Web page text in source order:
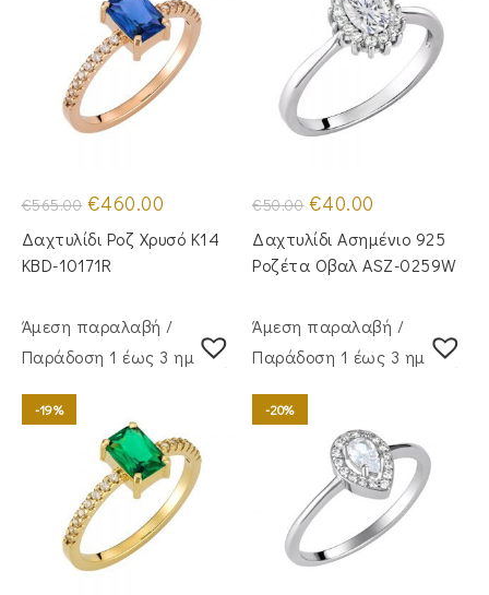
€565.00 Original
price
was:
€565.00.
€460.00
τιμή
είναι:
Δαχτυλίδι Ροζ Χρυσό Κ14
KBD-10171R
€50.00 Original
price
was:
€50.00.
€40.00
τιμή
είναι:
€40.00.
Δαχτυλίδι Ασημένιο 925
Ροζέτα Οβαλ ASZ-0259W
Άμεση παραλαβή /
Παράδoση 1 έως 3 ημέρες
-19%
Άμεση παραλαβή /
Παράδoση 1 έως 3 ημέρες
-20%